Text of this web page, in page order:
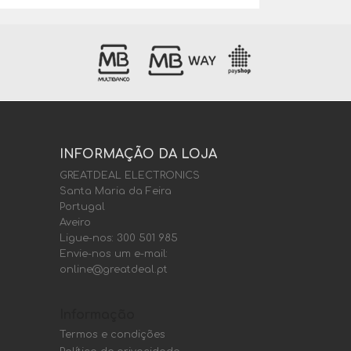
INFORMAÇÃO DA LOJA
GREATDEAL ELECTRONICS
Santa Maria da Feira
Portugal
Aveiro
Ligue-nos: 300 501 985
Envie-nos um e-mail:
online@greatdeal.pt
Termos e condições